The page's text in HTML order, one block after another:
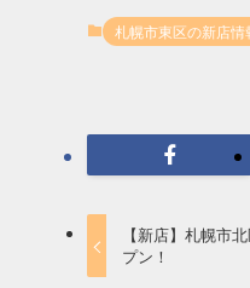
札幌市東区の新店情
【新店】札幌市
プン！